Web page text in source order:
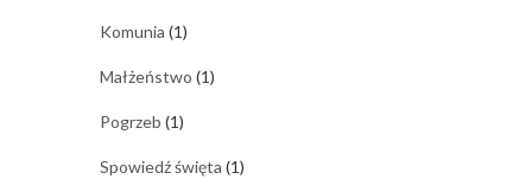
Komunia (1)
Małżeństwo (1)
Pogrzeb (1)
Spowiedź święta (1)